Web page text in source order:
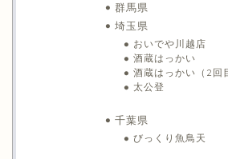
群馬県
埼玉県
おいでや川越店
酒蔵はっかい
酒蔵はっかい（2回
太公登
千葉県
びっくり魚鳥天